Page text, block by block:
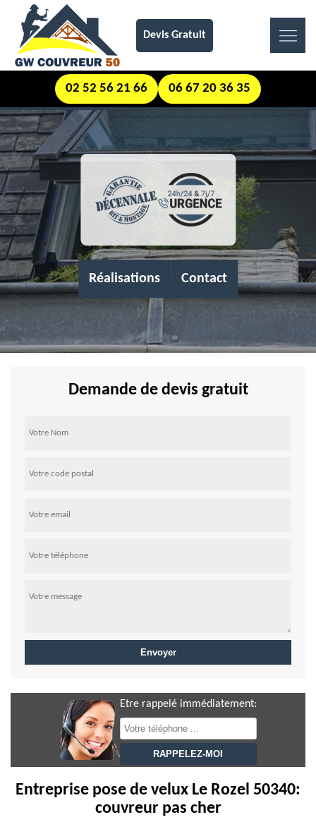
Devis Gratuit
02 52 56 21 66 06 67 20 36 35
Réalisations Contact
Demande de devis gratuit
Etre rappelé immédiatement:
Entreprise pose de velux Le Rozel 50340:
couvreur pas cher